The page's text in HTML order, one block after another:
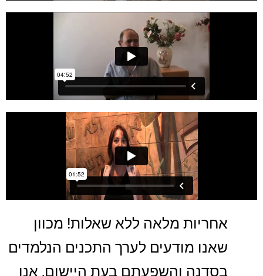
אחריות מלאה ללא שאלות! מכוון
שאנו מודעים לערך התכנים הנלמדים
בסדנה והשפעתם בעת היישום, אנו